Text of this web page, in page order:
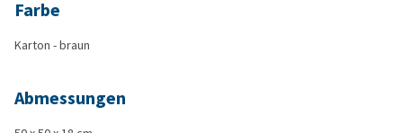
Farbe
Karton - braun
Abmessungen